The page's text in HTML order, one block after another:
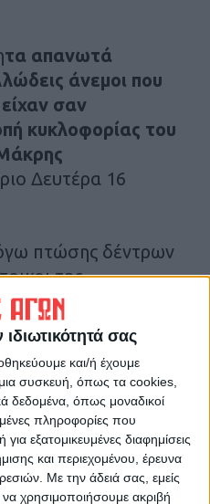
σας
και/ή έχουμε
συσκευή, όπως τα cookies,
δεδομένα, όπως μοναδικοί
πληροφορίες που
εξατομικευμένες διαφημίσεις
και περιεχομένου, έρευνα
Με την άδειά σας, εμείς
να χρησιμοποιήσουμε ακριβή
τα απανωτά
άνεμοι που
σαν
κυκλοφορίας του
Δευτέρα 16
πτώσης δέντρων
της
δρόμο
διακοπεί λόγω